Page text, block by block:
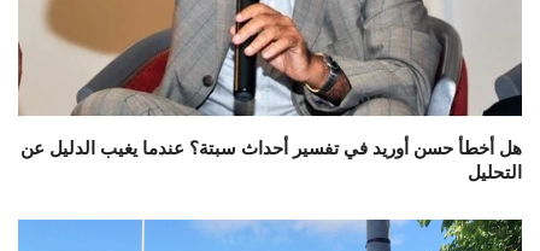
هل أخطأ حسن أوريد في تفسير أحداث سبتة؟ عندما يغيب الدليل عن
التحليل